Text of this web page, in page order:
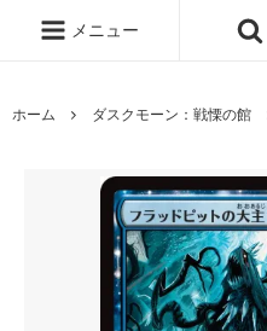
メニュー
ホーム ダスクモーン：戦慄の館